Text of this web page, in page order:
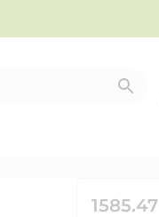
1585.47